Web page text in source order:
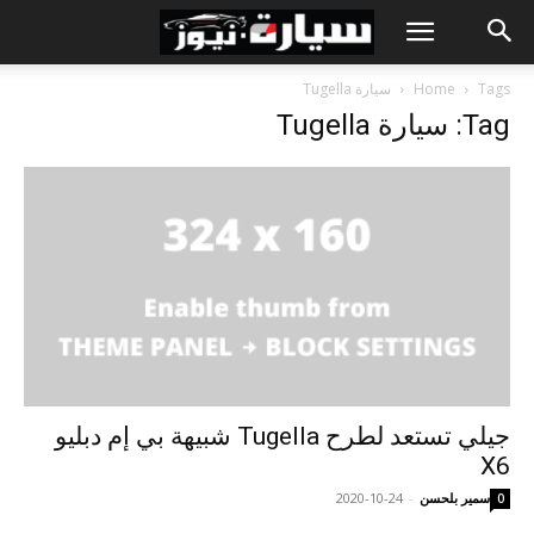
Home Tags سيارة Tugella
Tag: سيارة Tugella
جيلي تستعد لطرح Tugella شبيهة بي إم دبليو
X6
سمير بلحسن -
2020-10-24 0